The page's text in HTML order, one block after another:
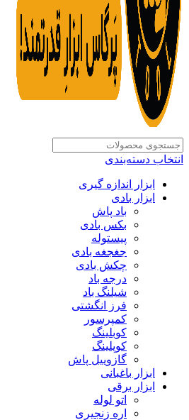
انتخاب دسته‌بندی
ابزار اندازه گیری
ابزار بادی
باد پاش
بکس بادی
پیستوله
جغجغه بادی
چکش بادی
درجه باد
شیلنگ باد
فرز انگشتی
کمپرسور
کوبلینگ
کوپلینگ
گازوییل پاش
ابزار باغبانی
ابزار برقی
اتو لوله
اره زنجیری